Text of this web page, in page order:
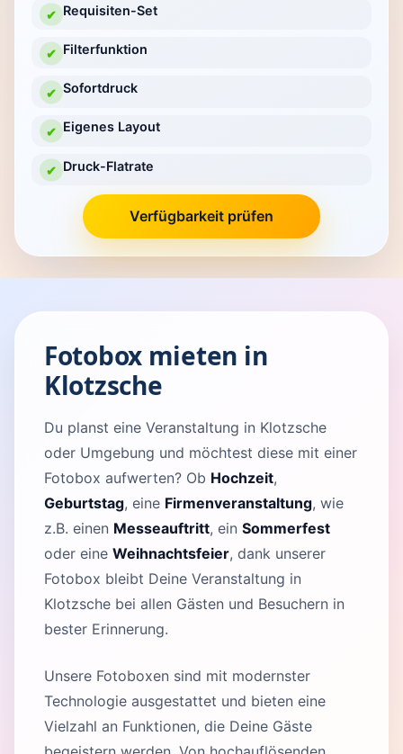
✔ Requisiten-Set
✔ Filterfunktion
✔ Sofortdruck
✔ Eigenes Layout
✔ Druck-Flatrate
Verfügbarkeit prüfen
Fotobox mieten in
Klotzsche
Du planst eine Veranstaltung in Klotzsche
oder Umgebung und möchtest diese mit einer
Fotobox aufwerten? Ob Hochzeit,
Geburtstag, eine Firmenveranstaltung, wie
z.B. einen Messeauftritt, ein Sommerfest
oder eine Weihnachtsfeier, dank unserer
Fotobox bleibt Deine Veranstaltung in
Klotzsche bei allen Gästen und Besuchern in
bester Erinnerung.
Unsere Fotoboxen sind mit modernster
Technologie ausgestattet und bieten eine
Vielzahl an Funktionen, die Deine Gäste